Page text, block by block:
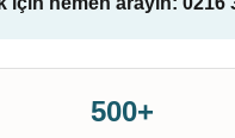
500+